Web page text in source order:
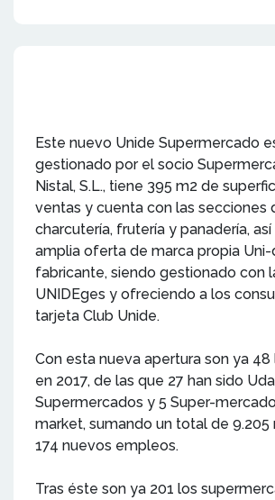
Este nuevo Unide Supermercado
gestionado por el socio
Nistal, S.L., tiene 395 m2 de
ventas y cuenta con las secciones
charcutería, frutería y panadería,
amplia oferta de marca propia
fabricante, siendo gestionado con
UNIDEges y ofreciendo a los
tarjeta Club Unide.
Con esta nueva apertura son ya 48
en 2017, de las que 27 han sido
Supermercados y 5 Super-
market, sumando un total de 9.205
174 nuevos empleos.
Tras éste son ya 201 los